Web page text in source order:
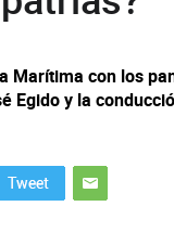
Marítima con los
Egido y la